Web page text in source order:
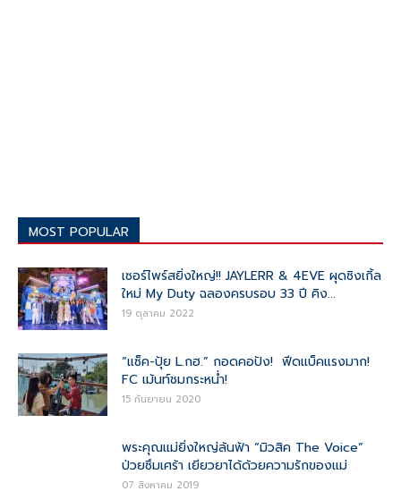
MOST POPULAR
เซอร์ไพร์สยิ่งใหญ่!! JAYLERR & 4EVE ผุดซิงเกิ้ล
ใหม่ My Duty ฉลองครบรอบ 33 ปี คิง...
19 ตุลาคม 2022
“แซ็ค-ปุ้ย L.กฮ.” กอดคอปัง! ฟีดแบ็คแรงมาก!
FC เม้นท์ชมกระหน่ำ!
15 กันยายน 2020
พระคุณแม่ยิ่งใหญ่ล้นฟ้า “มิวสิค The Voice”
ป่วยซึมเศร้า เยียวยาได้ด้วยความรักของแม่
07 สิงหาคม 2019